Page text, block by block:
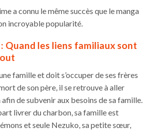
a connu le même succès que le manga
incroyable popularité.
Quand les liens familiaux sont
famille et doit s’occuper de ses frères
de son père, il se retrouve à aller
de subvenir aux besoins de sa famille.
livrer du charbon, sa famille est
et seule Nezuko, sa petite sœur,